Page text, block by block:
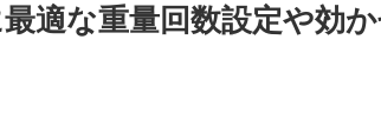
適な重量回数設定や効